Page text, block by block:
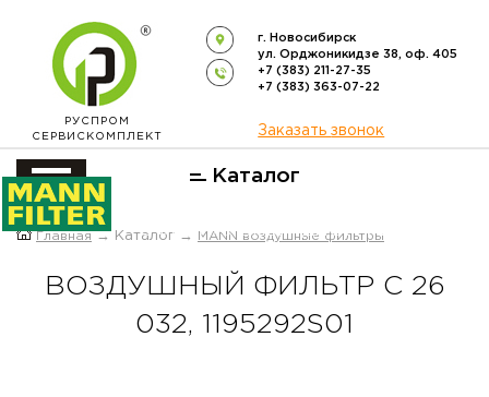
РУСПРОМ
СЕРВИСКОМПЛЕКТ
г. Новосибирск
ул. Орджоникидзе 38, оф. 405
+7 (383) 211-27-35
+7 (383) 363-07-22
Заказать звонок
Каталог
ОФИЦИАЛЬНЫЙ ДИСТРИБЬЮТОР
Главная → Каталог → MANN воздушные фильтры
ВОЗДУШНЫЙ ФИЛЬТР C 26
032, 1195292S01